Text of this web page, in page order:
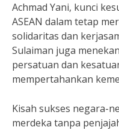
Achmad Yani, kunci
ASEAN dalam tetap
solidaritas dan
Sulaiman juga
persatuan dan
mempertahankan
Kisah sukses negara-
merdeka tanpa